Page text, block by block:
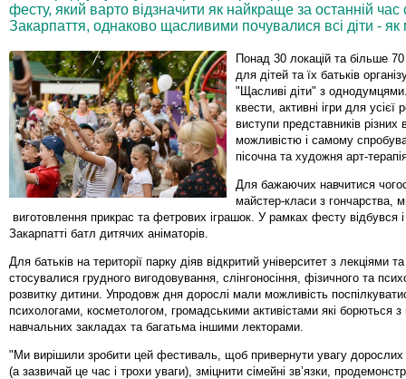
фесту, який варто відзначити як найкраще за останній
Закарпаття, однаково щасливими почувалися всі діти - як
Понад 30 локацій та більше
для дітей та їх батьків
"Щасливі діти" з
квести, активні ігри для усієї
виступи представників різних
можливістю і самому
пісочна та художня арт-
Для бажаючих навчитися
майстер-класи з гончарства,
виготовлення прикрас та фетрових іграшок. У рамках фесту відбувся
Закарпатті батл дитячих аніматорів.
Для батьків на території парку діяв відкритий університет з лекціями
стосувалися грудного вигодовування, слінгоносіння, фізичного та
розвитку дитини. Упродовж дня дорослі мали можливість
психологами, косметологом, громадськими активістами які борються
навчальних закладах та багатьма іншими лекторами.
"Ми вирішили зробити цей фестиваль, щоб привернути увагу дорослих
(а зазвичай це час і трохи уваги), зміцнити сімейні зв’язки,